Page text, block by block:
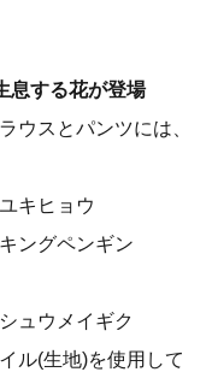
息する花が登場
ウスとパンツには、
ヒョウ
ペンギン
イギク
ル(生地)を使用して